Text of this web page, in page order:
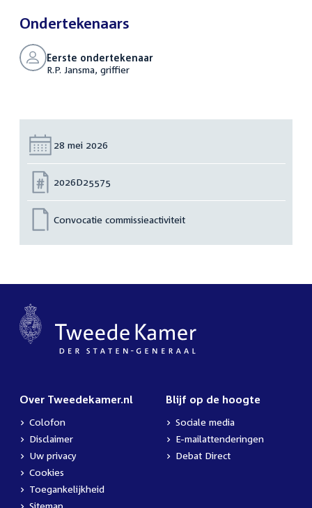
Ondertekenaars
Eerste ondertekenaar
R.P. Jansma, griffier
Datum:
28 mei 2026
Nummer:
2026D25575
Convocatie commissieactiviteit
Over Tweedekamer.nl
Colofon
Disclaimer
Uw privacy
Cookies
Toegankelijkheid
Blijf op de hoogte
Sociale media
E-mailattenderingen
Debat Direct